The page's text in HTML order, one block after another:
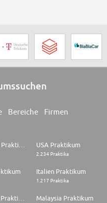
Bereiche Firmen
USA Praktikum
2.234 Praktika
Italien Praktikum
1.217 Praktika
Malaysia Praktikum